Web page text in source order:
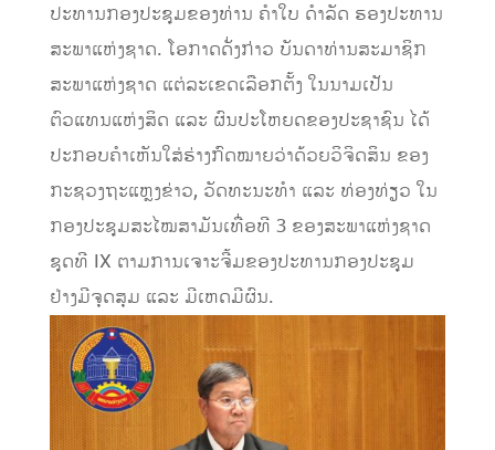
ປະທານກອງປະຊຸມຂອງທ່ານ ຄຳໃບ ດຳລັດ ຮອງປະທານ
ສະພາແຫ່ງຊາດ. ໂອກາດດັ່ງກ່າວ ບັນດາທ່ານສະມາຊິກ
ສະພາແຫ່ງຊາດ ແຕ່ລະເຂດເລືອກຕັ້ງ ໃນນາມເປັນ
ຕົວແທນແຫ່ງສິດ ແລະ ຜົນປະໂຫຍດຂອງປະຊາຊົນ ໄດ້
ປະກອບຄຳເຫັນໃສ່ຮ່າງກົດໝາຍວ່າດ້ວຍວິຈິດສິນ ຂອງ
ກະຊວງຖະແຫຼງຂ່າວ, ວັດທະນະທຳ ແລະ ທ່ອງທ່ຽວ ໃນ
ກອງປະຊຸມສະໄໝສາມັນເທື່ອທີ 3 ຂອງສະພາແຫ່ງຊາດ
ຊຸດທີ IX ຕາມການເຈາະຈີ້ມຂອງປະທານກອງປະຊຸມ
ຢ່າງມີຈຸດສຸມ ແລະ ມີເຫດມີຜົນ.